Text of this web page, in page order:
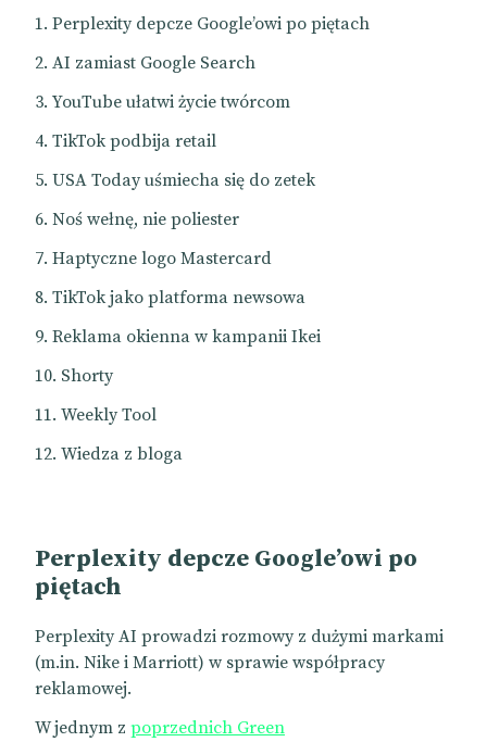
Perplexity depcze Google’owi po piętach
AI zamiast Google Search
YouTube ułatwi życie twórcom
TikTok podbija retail
USA Today uśmiecha się do zetek
Noś wełnę, nie poliester
Haptyczne logo Mastercard
TikTok jako platforma newsowa
Reklama okienna w kampanii Ikei
Shorty
Weekly Tool
Wiedza z bloga
Perplexity depcze Google’owi po
piętach
Perplexity AI prowadzi rozmowy z dużymi markami
(m.in. Nike i Marriott) w sprawie współpracy
reklamowej.
W jednym z poprzednich Green